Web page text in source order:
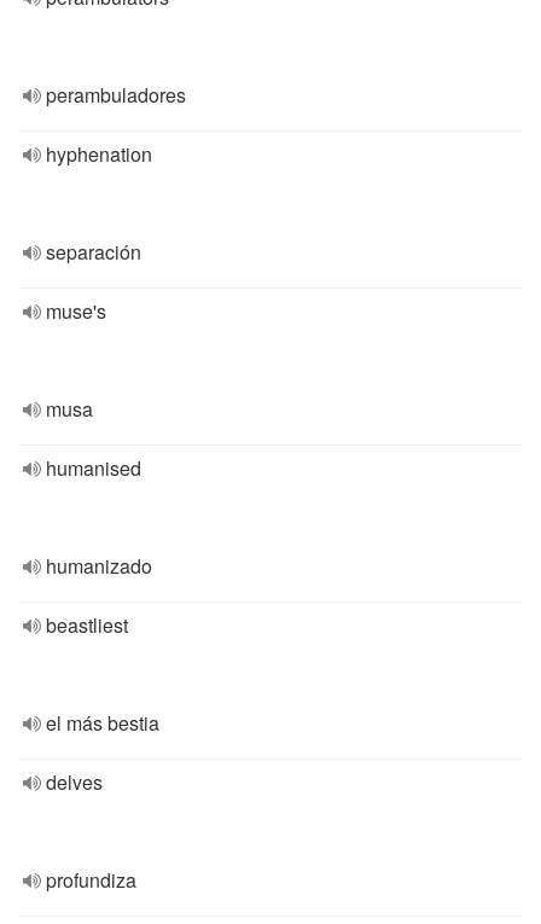
perambuladores
hyphenation
separación
muse's
musa
humanised
humanizado
beastliest
el más bestia
delves
profundiza